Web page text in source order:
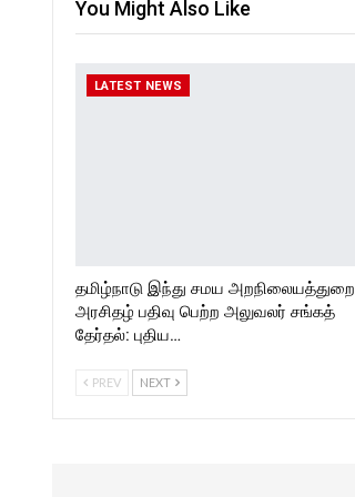
You Might Also Like
LATEST NEWS
தமிழ்நாடு இந்து சமய அறநிலையத்துறை
அரசிதழ் பதிவு பெற்ற அலுவலர் சங்கத்
தேர்தல்: புதிய…
PREV NEXT